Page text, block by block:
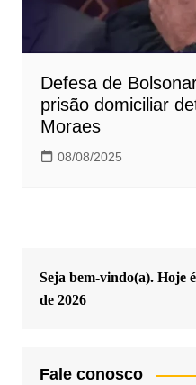
Defesa de
prisão domiciliar
Moraes
08/08/2025
Seja bem-vindo(a). Hoje é
de 2026
Fale conosco